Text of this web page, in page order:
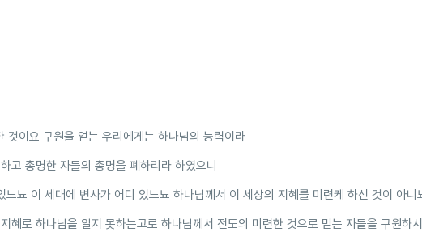
것이요 구원을 얻는 우리에게는 하나님의 능력이라
고 총명한 자들의 총명을 폐하리라 하였으니
뇨 이 세대에 변사가 어디 있느뇨 하나님께서 이 세상의 지혜를 미련케 하신 것이 아니
혜로 하나님을 알지 못하는고로 하나님께서 전도의 미련한 것으로 믿는 자들을 구원하